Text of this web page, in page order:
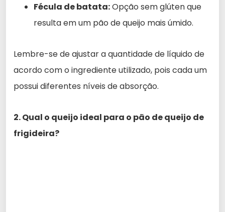
Fécula de batata:Opção sem glúten que
resulta em um pão de queijo mais úmido.
Lembre-se de ajustar a quantidade de líquido de
acordo com o ingrediente utilizado, pois cada um
possui diferentes níveis de absorção.
2. Qual o queijo ideal para o pão de queijo de
frigideira?